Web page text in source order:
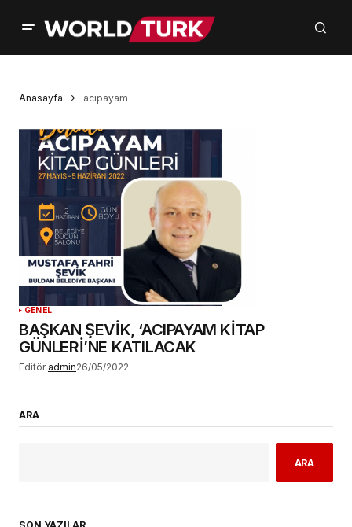
Anasayfa acıpayam
GENEL
BAŞKAN ŞEVİK, ‘ACIPAYAM KİTAP
GÜNLERİ’NE KATILACAK
Editör admin26/05/2022
ARA
ARA